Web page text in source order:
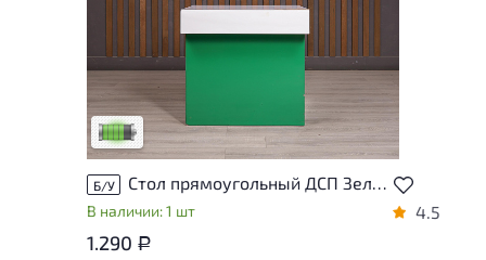
У товара присутствуют незначительные
Низкая степень износа
Б/У Стол прямоугольный ДСП Зелёный Россия
В наличии: 1 шт 4.5
1.290 Р